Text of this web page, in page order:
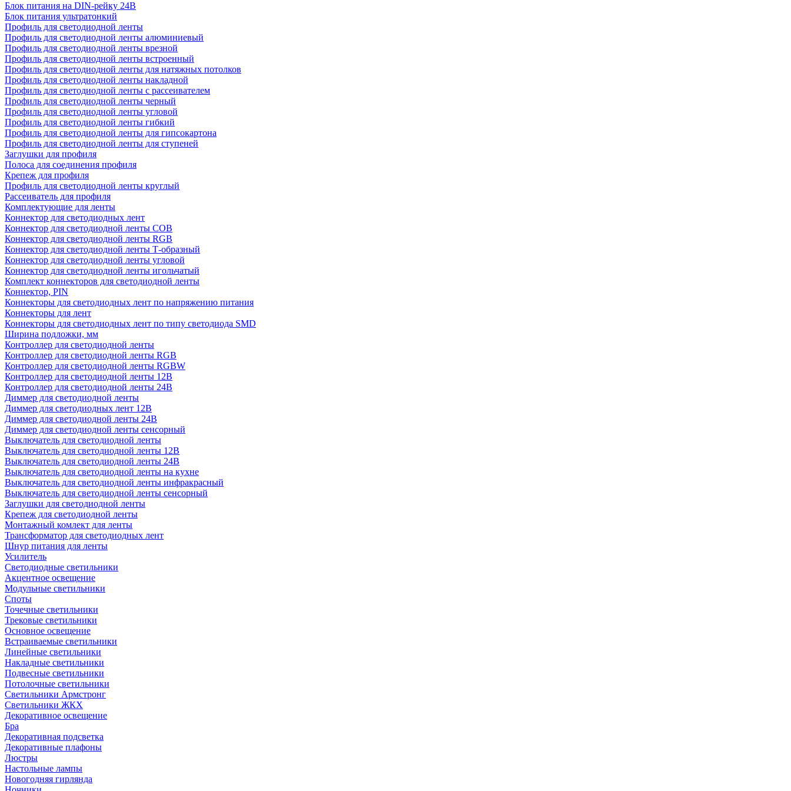
Блок питания на DIN-рейку 24В
Блок питания ультратонкий
Профиль для светодиодной ленты
Профиль для светодиодной ленты алюминиевый
Профиль для светодиодной ленты врезной
Профиль для светодиодной ленты встроенный
Профиль для светодиодной ленты для натяжных потолков
Профиль для светодиодной ленты накладной
Профиль для светодиодной ленты с рассеивателем
Профиль для светодиодной ленты черный
Профиль для светодиодной ленты угловой
Профиль для светодиодной ленты гибкий
Профиль для светодиодной ленты для гипсокартона
Профиль для светодиодной ленты для ступеней
Заглушки для профиля
Полоса для соединения профиля
Крепеж для профиля
Профиль для светодиодной ленты круглый
Рассеиватель для профиля
Комплектующие для ленты
Коннектор для светодиодных лент
Коннектор для светодиодной ленты COB
Коннектор для светодиодной ленты RGB
Коннектор для светодиодной ленты Т-образный
Коннектор для светодиодной ленты угловой
Коннектор для светодиодной ленты игольчатый
Комплект коннекторов для светодиодной ленты
Коннектор, PIN
Коннекторы для светодиодных лент по напряжению питания
Коннекторы для лент
Коннекторы для светодиодных лент по типу светодиода SMD
Ширина подложки, мм
Контроллер для светодиодной ленты
Контроллер для светодиодной ленты RGB
Контроллер для светодиодной ленты RGBW
Контроллер для светодиодной ленты 12В
Контроллер для светодиодной ленты 24В
Диммер для светодиодной ленты
Диммер для светодиодных лент 12В
Диммер для светодиодной ленты 24В
Диммер для светодиодной ленты сенсорный
Выключатель для светодиодной ленты
Выключатель для светодиодной ленты 12В
Выключатель для светодиодной ленты 24В
Выключатель для светодиодной ленты на кухне
Выключатель для светодиодной ленты инфракрасный
Выключатель для светодиодной ленты сенсорный
Заглушки для светодиодной ленты
Крепеж для светодиодной ленты
Монтажный комлект для ленты
Трансформатор для светодиодных лент
Шнур питания для ленты
Усилитель
Светодиодные светильники
Акцентное освещение
Модульные светильники
Споты
Точечные светильники
Трековые светильники
Основное освещение
Встраиваемые светильники
Линейные светильники
Накладные светильники
Подвесные светильники
Потолочные светильники
Светильники Армстронг
Светильники ЖКХ
Декоративное освещение
Бра
Декоративная подсветка
Декоративные плафоны
Люстры
Настольные лампы
Новогодняя гирлянда